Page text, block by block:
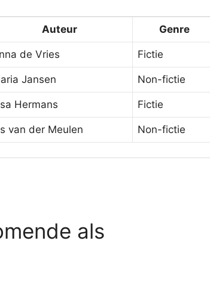
Auteur Genre
de Vries Fictie
Jansen Non-fictie
Hermans Fictie
van der Meulen Non-fictie
als